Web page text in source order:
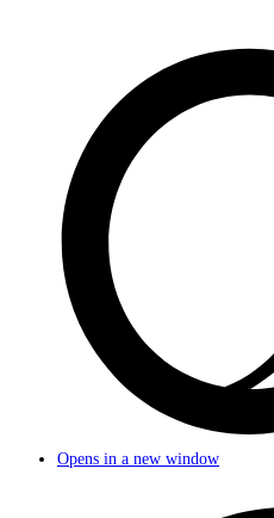
Opens in a new window